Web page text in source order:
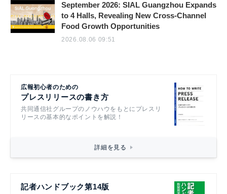
September 2026: SIAL Guangzhou Expands
to 4 Halls, Revealing New Cross-Channel
Food Growth Opportunities
2026.08.06 09:51
広報初心者のための
プレスリリースの書き方
共同通信社グループのノウハウをもとにプレスリ
リースの基本的なポイントを解説！
詳細を見る
記者ハンドブック第14版